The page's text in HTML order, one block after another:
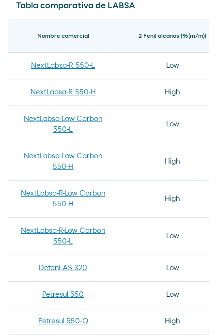
Tabla comparativa de LABSA
Nombre comercial 2 Fenil alcanos (%(m/m))
NextLabsa-R 550-L Low
NextLabsa-R 550-H High
NextLabsa-Low Carbon
550-L
Low
NextLabsa-Low Carbon
550-H
High
NextLabsa-R-Low Carbon
550-H
High
NextLabsa-R-Low Carbon
550-L
Low
DetenLAS 320 Low
Petresul 550 Low
Petresul 550-Q High